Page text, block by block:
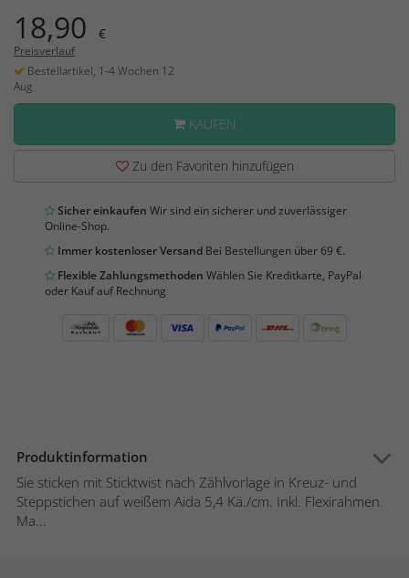
18,90 €
Preisverlauf
Bestellartikel, 1-4 Wochen 12
Aug
KAUFEN
Zu den Favoriten hinzufügen
Sicher einkaufen Wir sind ein sicherer und zuverlässiger
Online-Shop.
Immer kostenloser Versand Bei Bestellungen über 69 €.
Flexible Zahlungsmethoden Wählen Sie Kreditkarte, PayPal
oder Kauf auf Rechnung
Produktinformation
Sie sticken mit Sticktwist nach Zählvorlage in Kreuz- und
Steppstichen auf weißem Aida 5,4 Kä./cm. Inkl. Flexirahmen.
Ma...